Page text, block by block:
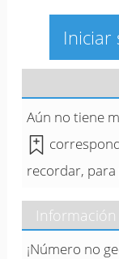
Iniciar
Aún no tiene
recordar,
¡Número no